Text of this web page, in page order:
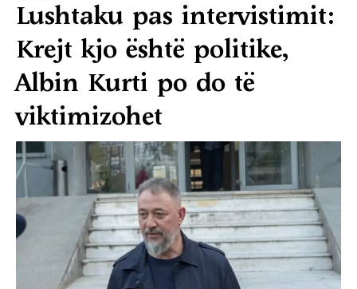
Lushtaku pas intervistimit:
Krejt kjo është politike,
Albin Kurti po do të
viktimizohet